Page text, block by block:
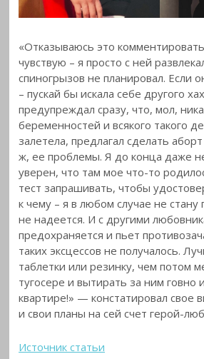
«Отказываюсь это
чувствую – я просто с ней
спиногрызов не планировал. Если
– пускай бы искала себе другого
предупреждал сразу, что, мол,
беременностей и всякого такого
залетела, предлагал сделать
ж, ее проблемы. Я до конца даже
уверен, что там мое что-то
тест запрашивать, чтобы
к чему – я в любом случае не стану
не надеется. И с другими
предохраняется и пьет
таких эксцессов не получалось.
таблетки или резинку, чем потом
тугосере и вытирать за ним говно
квартире!» — констатировал свое
и свои планы на сей счет герой-
Источник статьи